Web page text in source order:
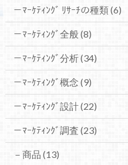
－ﾏｰｹﾃｨﾝｸﾞ ﾘｻｰﾁの種類(6)
－ﾏｰｹﾃｨﾝｸﾞ全般(8)
－ﾏｰｹﾃｨﾝｸﾞ分析(34)
－ﾏｰｹﾃｨﾝｸﾞ概念 (9)
－ﾏｰｹﾃｨﾝｸﾞ設計(22)
－ﾏｰｹﾃｨﾝｸﾞ調査 (23)
－商品 (13)